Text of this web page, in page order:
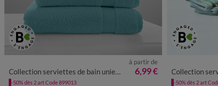
Collection serviettes de bain unies - coton modal 500 g/m²
à partir de
6,99 €
-50% dès 2 art Code 899013
Collection serviettes de bain liteau
-50% dès 2 art